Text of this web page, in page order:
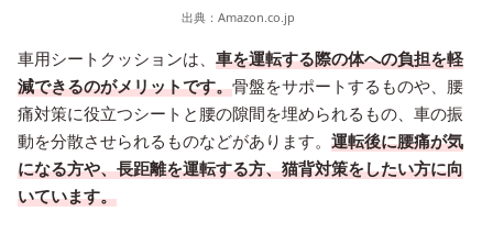
出典： Amazon.co.jp
車用シートクッションは、 車を運転する際の体への負担を軽
減できるのがメリットです。骨盤をサポートするものや、腰
痛対策に役立つシートと腰の隙間を埋められるもの、車の振
動を分散させられるものなどがあります。 運転後に腰痛が気
になる方や、長距離を運転する方、猫背対策をしたい方に向
いています。